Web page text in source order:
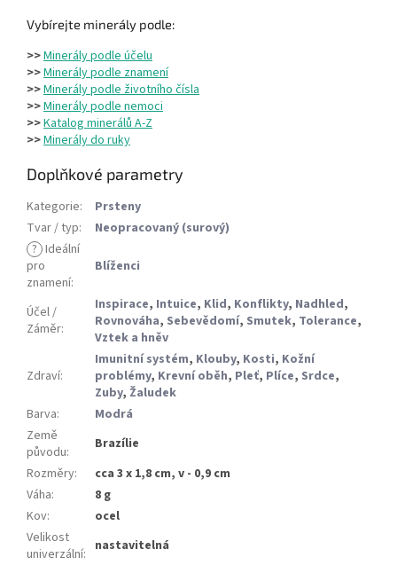
Vybírejte minerály podle:
>>Minerály podle účelu
>>Minerály podle znamení
>>Minerály podle životního čísla
>>Minerály podle nemoci
>>Katalog minerálů A-Z
>>Minerály do ruky
Doplňkové parametry
Kategorie:
Prsteny
Tvar / typ:
Neopracovaný (surový)
? Ideální
pro
znamení:
Blíženci
Účel /
Záměr:
Inspirace, Intuice, Klid, Konflikty, Nadhled,
Rovnováha, Sebevědomí, Smutek, Tolerance,
Vztek a hněv
Zdraví:
Imunitní systém, Klouby, Kosti, Kožní
problémy, Krevní oběh, Pleť, Plíce, Srdce,
Zuby, Žaludek
Barva:
Modrá
Země
původu:
Brazílie
Rozměry:
cca 3 x 1,8 cm, v - 0,9 cm
Váha:
8 g
Kov:
ocel
Velikost
univerzální: nastavitelná